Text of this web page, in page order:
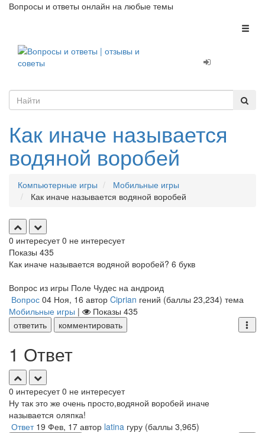
Вопросы и ответы онлайн на любые темы
Как иначе называется
водяной воробей
Компьютерные игры
Мобильные игры
Как иначе называется водяной воробей
0 интересует 0 не интересует
Показы 435
Как иначе называется водяной воробей? 6 букв
Вопрос из игры Поле Чудес на андроид
Вопрос 04 Ноя, 16 автор Ciprian гений (баллы 23,234) тема
Мобильные игры | Показы 435
ответить
комментировать
1 Ответ
0 интересует 0 не интересует
Ну так это же очень просто,водяной воробей иначе
называется оляпка!
Ответ 19 Фев, 17 автор latina гуру (баллы 3,965)